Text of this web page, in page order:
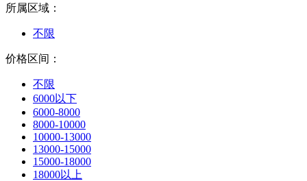
所属区域：
不限
价格区间：
不限
6000以下
6000-8000
8000-10000
10000-13000
13000-15000
15000-18000
18000以上